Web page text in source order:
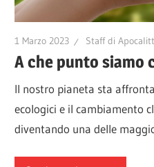
1 Marzo 2023 Staff di
A che punto siamo
Il nostro pianeta sta
ecologici e il cambiamento
diventando una delle